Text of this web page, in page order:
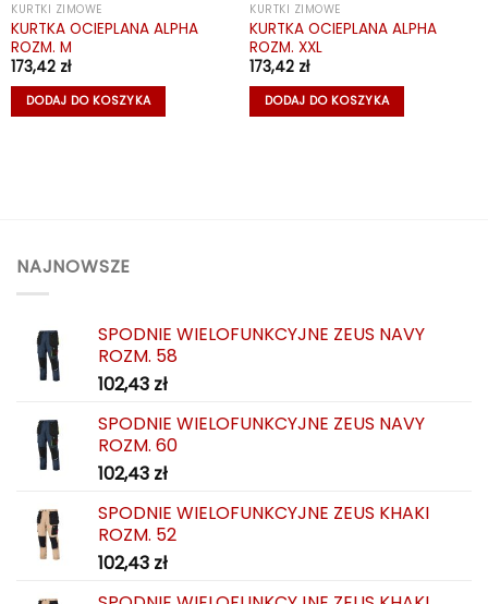
KURTKI ZIMOWE
KURTKA OCIEPLANA ALPHA
ROZM. M
173,42 zł
DODAJ DO KOSZYKA
KURTKI ZIMOWE
KURTKA OCIEPLANA ALPHA
ROZM. XXL
173,42 zł
DODAJ DO KOSZYKA
NAJNOWSZE
SPODNIE WIELOFUNKCYJNE ZEUS NAVY
ROZM. 58
102,43 zł
SPODNIE WIELOFUNKCYJNE ZEUS NAVY
ROZM. 60
102,43 zł
SPODNIE WIELOFUNKCYJNE ZEUS KHAKI
ROZM. 52
102,43 zł